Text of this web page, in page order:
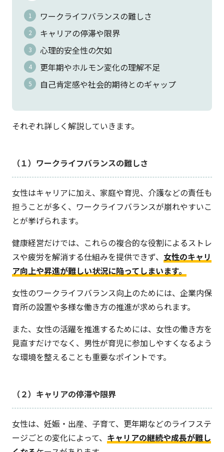
ワークライフバランスの難しさ
キャリアの停滞や限界
心理的安全性の欠如
更年期やホルモン変化の理解不足
自己肯定感や社会的期待とのギャップ
それぞれ詳しく解説していきます。
（１）ワークライフバランスの難しさ
女性はキャリアに加え、家庭や育児、介護などの責任も
担うことが多く、ワークライフバランスが崩れやすいこ
とが挙げられます。
健康経営だけでは、これらの複合的な役割によるストレ
スや疲労を解消する仕組みを提供できず、 女性のキャリ
ア向上や昇進が難しい状況に陥ってしまいます。
女性のワークライフバランス向上のためには、企業内保
育所の設置や多様な働き方の推進が求められます。
また、女性の活躍を推進するためには、女性の働き方を
見直すだけでなく、男性が育児に参加しやすくなるよう
な環境を整えることも重要なポイントです。
（２）キャリアの停滞や限界
女性は、妊娠・出産、子育て、更年期などのライフステ
ージごとの変化によって、 キャリアの継続や成長が難し